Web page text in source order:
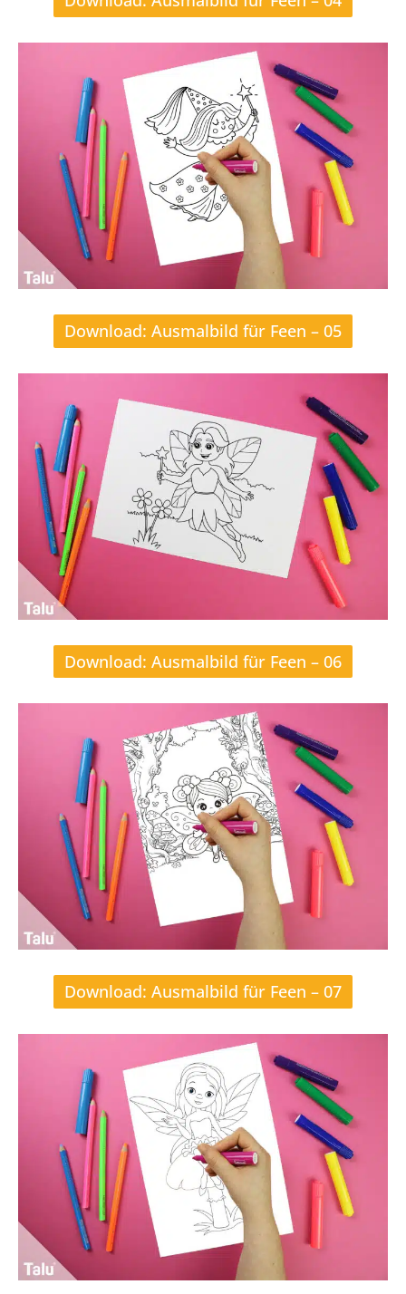
Download: Ausmalbild für Feen – 05
Download: Ausmalbild für Feen – 06
Download: Ausmalbild für Feen – 07